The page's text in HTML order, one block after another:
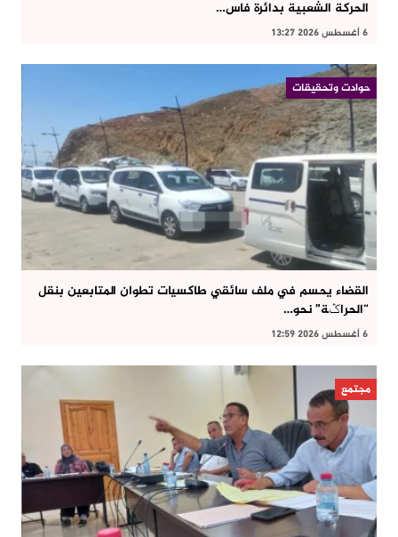
الحركة الشعبية بدائرة فاس…
6 أغسطس 2026 13:27
حوادت وتحقيقات
القضاء يحسم في ملف سائقي طاكسيات تطوان المتابعين بنقل
“الحراݣة” نحو…
6 أغسطس 2026 12:59
مجتمع